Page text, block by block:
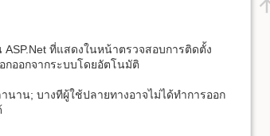
ที่แสดงในหน้าตรวจสอบการติดตั้ง
กออกจากระบบโดยอัตโนมัติ
นาน; บางทีผู้ใช้ปลายทางอาจไม่ได้ทำการออก